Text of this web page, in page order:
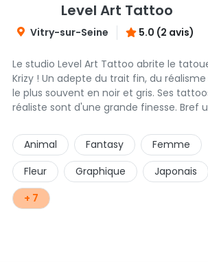
Level Art Tattoo
Vitry-sur-Seine 5.0 (2 avis)
Le studio Level Art Tattoo abrite le
Krizy ! Un adepte du trait fin, du réalisme et
le plus souvent en noir et gris. Ses
réaliste sont d'une grande finesse. Bref
94 !
Animal Fantasy
Femme
Fleur
Graphique
Japonais
+ 7